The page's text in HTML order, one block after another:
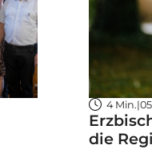
4 Min.|
die